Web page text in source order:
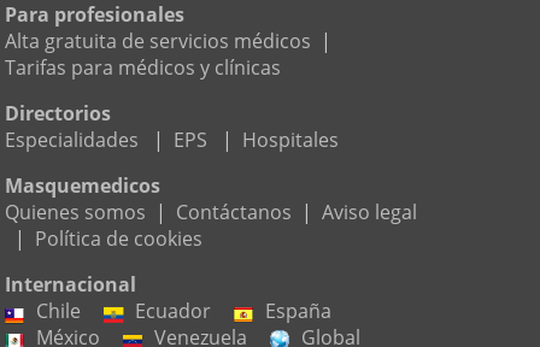
Para profesionales
Alta gratuita de servicios médicos |
Tarifas para médicos y clínicas
Directorios
Especialidades
| EPS | Hospitales
Masquemedicos
Quienes somos | Contáctanos | Aviso legal
| Política de cookies
Internacional
Chile
Ecuador
España
México
Venezuela Global